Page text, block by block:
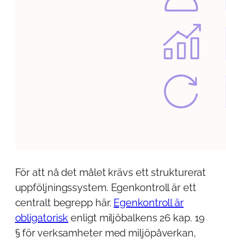
För att nå det målet krävs ett strukturerat
uppföljningssystem. Egenkontroll är ett
centralt begrepp här. Egenkontroll är
obligatorisk enligt miljöbalkens 26 kap. 19
§ för verksamheter med miljöpåverkan,